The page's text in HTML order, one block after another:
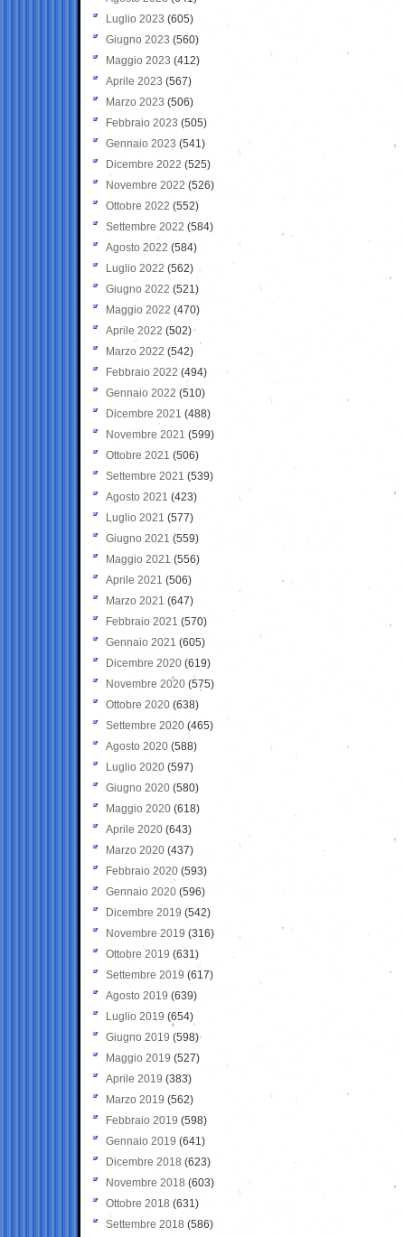
Luglio 2023 (605)
Giugno 2023 (560)
Maggio 2023 (412)
Aprile 2023 (567)
Marzo 2023 (506)
Febbraio 2023 (505)
Gennaio 2023 (541)
Dicembre 2022 (525)
Novembre 2022 (526)
Ottobre 2022 (552)
Settembre 2022 (584)
Agosto 2022 (584)
Luglio 2022 (562)
Giugno 2022 (521)
Maggio 2022 (470)
Aprile 2022 (502)
Marzo 2022 (542)
Febbraio 2022 (494)
Gennaio 2022 (510)
Dicembre 2021 (488)
Novembre 2021 (599)
Ottobre 2021 (506)
Settembre 2021 (539)
Agosto 2021 (423)
Luglio 2021 (577)
Giugno 2021(559)
Maggio 2021 (556)
Aprile 2021 (506)
Marzo 2021 (647)
Febbraio 2021 (570)
Gennaio 2021 (605)
Dicembre 2020 (619)
Novembre 2020 (575)
Ottobre 2020 (638)
Settembre 2020(465)
Agosto 2020 (588)
Luglio 2020 (597)
Giugno 2020 (580)
Maggio 2020 (618)
Aprile 2020 (643)
Marzo 2020 (437)
Febbraio 2020 (593)
Gennaio 2020 (596)
Dicembre 2019 (542)
Novembre 2019 (316)
Ottobre 2019 (631)
Settembre 2019 (617)
Agosto 2019 (639)
Luglio 2019 (654)
Giugno 2019 (598)
Maggio 2019 (527)
Aprile 2019 (383)
Marzo 2019 (562)
Febbraio 2019 (598)
Gennaio 2019 (641)
Dicembre 2018 (623)
Novembre 2018 (603)
Ottobre 2018 (631)
Settembre 2018 (586)